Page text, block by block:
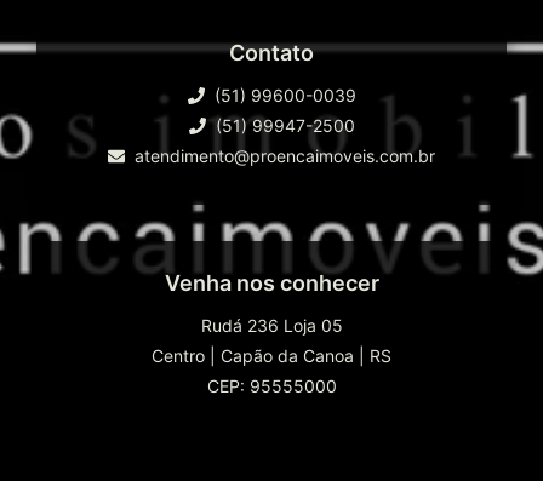
para atender áreas sociais;
-Pórtico de entrada, segurança 24h.
Occhi Marina Clube encapsula o sonho de
apenas uma casa, mas um estilo de vida que
oferece o melhor em conforto, beleza e
conveniência. Não deixe escapar a
oportunidade de fazer parte deste
lançamento exclusivo.
Entre em contato com nossos especialistas
Contato
(51) 99600-0039
(51) 99947-2500
atendimento@proencaimoveis.com.br
Venha nos conhecer
Rudá 236 Loja 05
Centro
Capão da Canoa
RS
CEP: 95555000